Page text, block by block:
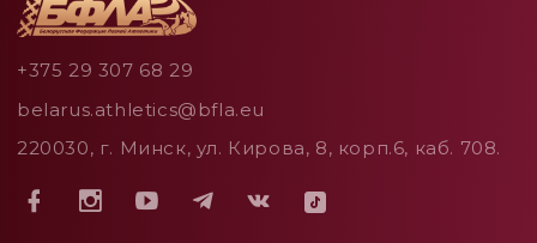
+375 29 307 68 29
belarus.athletics@bfla.eu
220030, г. Минск, ул. Кирова, 8, корп.6, каб. 708.